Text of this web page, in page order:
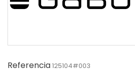
Referencia125104#003